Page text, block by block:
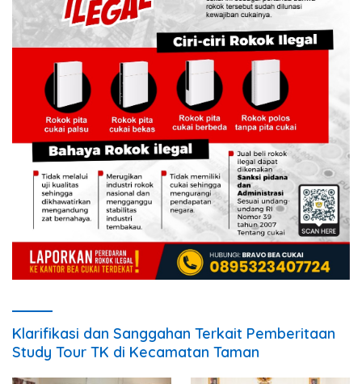
Klarifikasi dan Sanggahan Terkait Pemberitaan
Study Tour TK di Kecamatan Taman